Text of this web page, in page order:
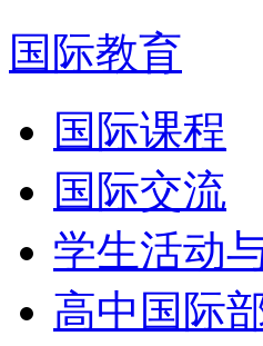
国际教育
国际课程
国际交流
学生活动
高中国际